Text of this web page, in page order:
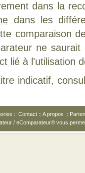
dans la
dans les
comparaison
ne
lié à l'utilisation
indicatif,
:: Contact :: A propos ::
/ eComparateur® vous